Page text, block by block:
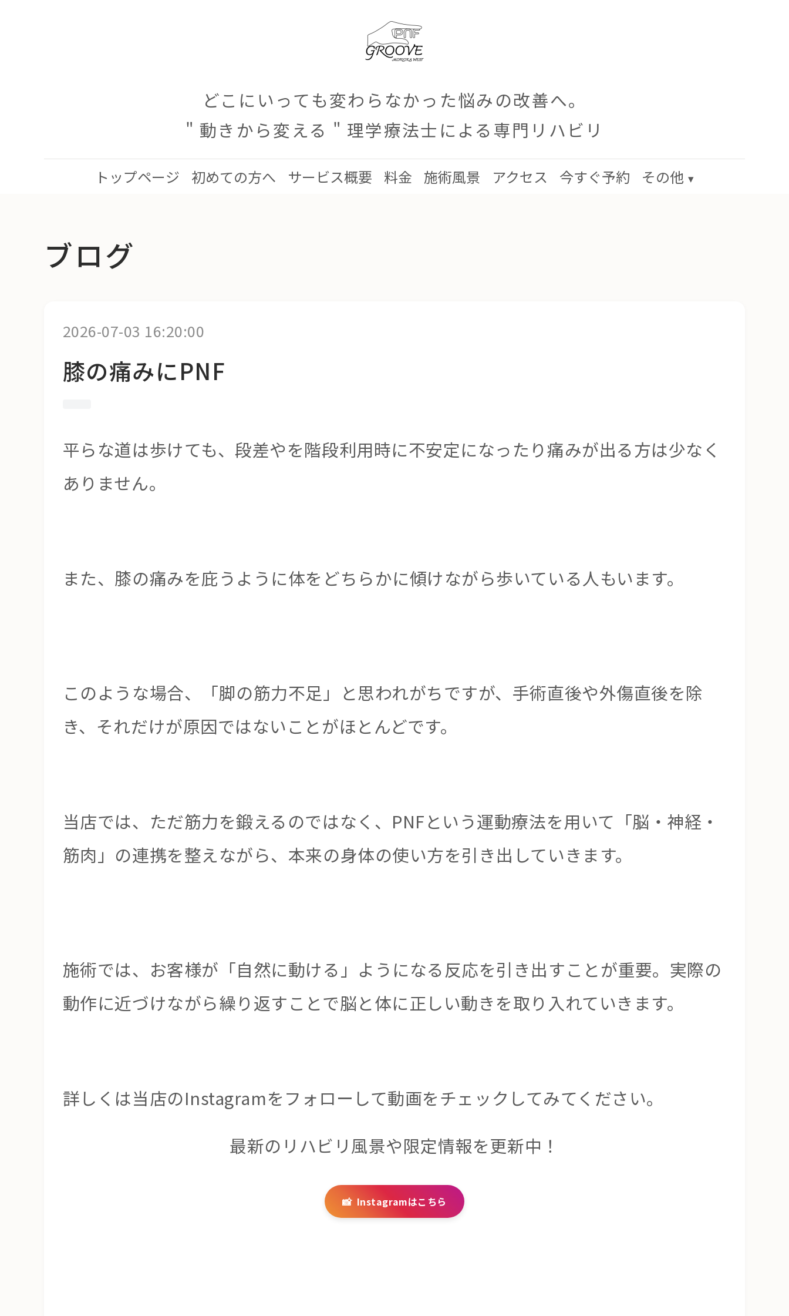
どこにいっても変わらなかった悩みの改善へ。
" 動きから変える " 理学療法士による専門リハビリ
トップページ 初めての方へ サービス概要 料金 施術風景 アクセス 今すぐ予約 その他
ブログ
2026-07-03 16:20:00
膝の痛みにPNF
平らな道は歩けても、段差やを階段利用時に不安定になったり痛みが出る方は少なく
ありません。
また、膝の痛みを庇うように体をどちらかに傾けながら歩いている人もいます。
このような場合、「脚の筋力不足」と思われがちですが、手術直後や外傷直後を除
き、それだけが原因ではないことがほとんどです。
当店では、ただ筋力を鍛えるのではなく、PNFという運動療法を用いて「脳・神経・
筋肉」の連携を整えながら、本来の身体の使い方を引き出していきます。
施術では、お客様が「自然に動ける」ようになる反応を引き出すことが重要。実際の
動作に近づけながら繰り返すことで脳と体に正しい動きを取り入れていきます。
詳しくは当店のInstagramをフォローして動画をチェックしてみてください。
最新のリハビリ風景や限定情報を更新中！
📸 Instagramはこちら